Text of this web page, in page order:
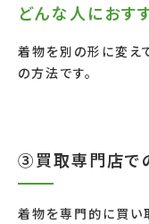
どんな人におす
着物を別の形に変え
の方法です。
③買取専門店で
着物を専門的に買い